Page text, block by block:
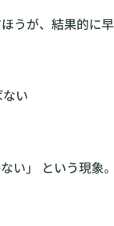
うが、結果的に早
い
い」 という現象。